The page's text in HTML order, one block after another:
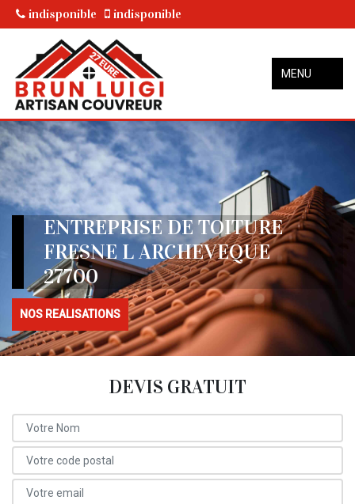
indisponible indisponible
MENU
ENTREPRISE DE TOITURE
FRESNE L ARCHEVEQUE
27700
NOS REALISATIONS
DEVIS GRATUIT